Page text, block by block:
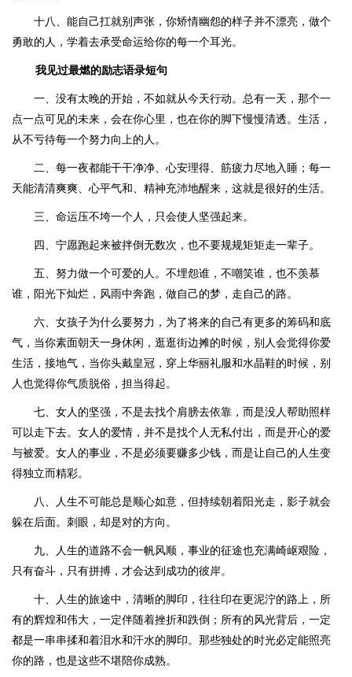
十八、能自己扛就别声张，你矫情幽怨的样子并不漂亮，做个
勇敢的人，学着去承受命运给你的每一个耳光。
我见过最燃的励志语录短句
一、没有太晚的开始，不如就从今天行动。总有一天，那个一
点一点可见的未来，会在你心里，也在你的脚下慢慢清透。生活，
从不亏待每一个努力向上的人。
二、每一夜都能干干净净、心安理得、筋疲力尽地入睡；每一
天能清清爽爽、心平气和、精神充沛地醒来，这就是很好的生活。
三、命运压不垮一个人，只会使人坚强起来。
四、宁愿跑起来被拌倒无数次，也不要规规矩矩走一辈子。
五、努力做一个可爱的人。不埋怨谁，不嘲笑谁，也不羡慕
谁，阳光下灿烂，风雨中奔跑，做自己的梦，走自己的路。
六、女孩子为什么要努力，为了将来的自己有更多的筹码和底
气，当你素面朝天一身休闲，逛逛街边摊的时候，别人会觉得你爱
生活，接地气，当你头戴皇冠，穿上华丽礼服和水晶鞋的时候，别
人也觉得你气质脱俗，担当得起。
七、女人的坚强，不是去找个肩膀去依靠，而是没人帮助照样
可以走下去。女人的爱情，并不是找个人无私付出，而是开心的爱
与被爱。女人的事业，不是必须要赚多少钱，而是让自己的人生变
得独立而精彩。
八、人生不可能总是顺心如意，但持续朝着阳光走，影子就会
躲在后面。刺眼，却是对的方向。
九、人生的道路不会一帆风顺，事业的征途也充满崎岖艰险，
只有奋斗，只有拼搏，才会达到成功的彼岸。
十、人生的旅途中，清晰的脚印，往往印在更泥泞的路上，所
有的辉煌和伟大，一定伴随着挫折和跌倒；所有的风光背后，一定
都是一串串揉和着泪水和汗水的脚印。那些独处的时光必定能照亮
你的路，也是这些不堪陪你成熟。